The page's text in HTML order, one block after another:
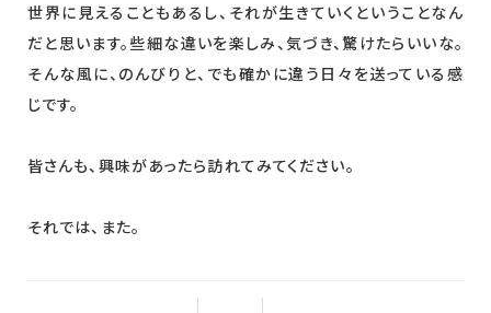
世界に見えることもあるし、それが生きていくということなん
だと思います。些細な違いを楽しみ、気づき、驚けたらいいな。
そんな風に、のんびりと、でも確かに違う日々を送っている感
じです。
皆さんも、興味があったら訪れてみてください。
それでは、また。